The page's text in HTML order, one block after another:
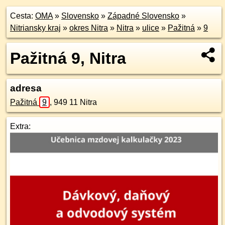
Cesta: OMA» Slovensko » Západné Slovensko »
Nitriansky kraj » okres Nitra » Nitra » ulice » Pažitná » 9
Pažitná 9, Nitra
adresa
Pažitná 9 , 949 11 Nitra
Extra: